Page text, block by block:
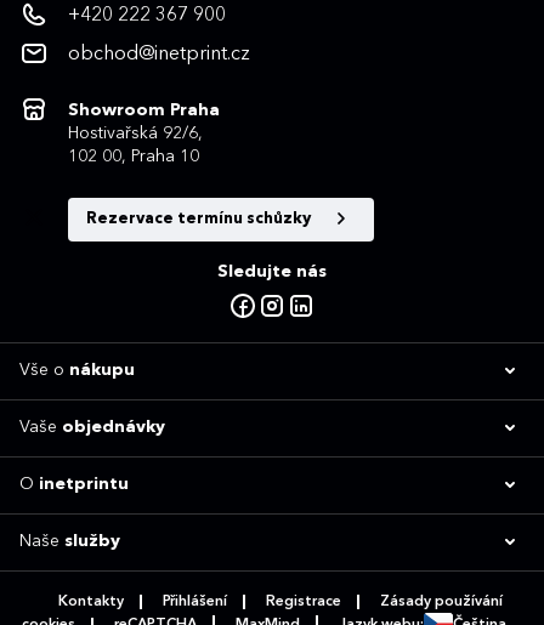
+420 222 367 900
obchod@inetprint.cz
Showroom Praha
Hostivařská 92/6,
102 00, Praha 10
Rezervace termínu schůzky
Sledujte nás
Vše o nákupu
Vaše objednávky
O inetprintu
Naše služby
Kontakty Přihlášení Registrace
Zásady používání